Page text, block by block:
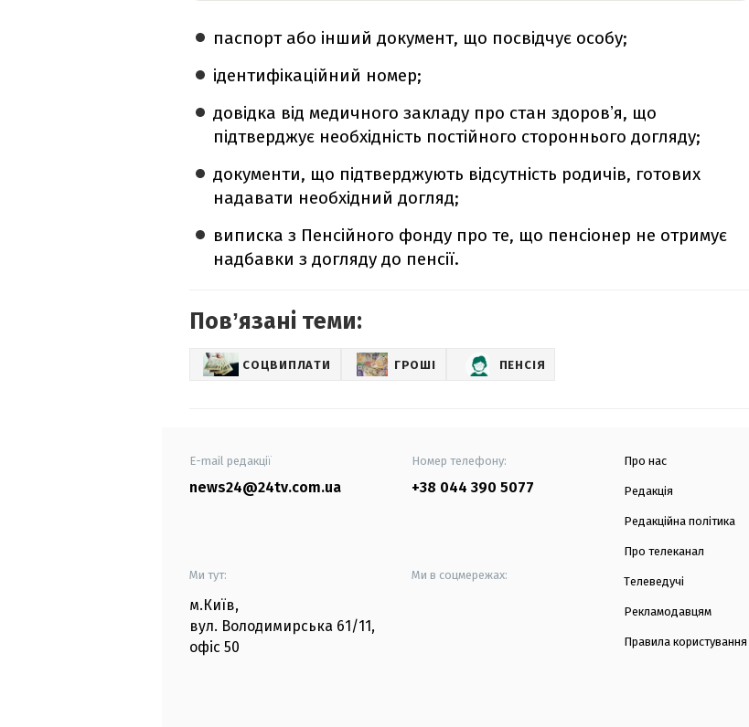
паспорт або інший документ, що посвідчує особу;
ідентифікаційний номер;
довідка від медичного закладу про стан здоровʼя, що
підтверджує необхідність постійного стороннього догляду;
документи, що підтверджують відсутність родичів, готових
надавати необхідний догляд;
виписка з Пенсійного фонду про те, що пенсіонер не отримує
надбавки з догляду до пенсії.
Повʼязані теми:
СОЦВИПЛАТИ ГРОШІ ПЕНСІЯ
E-mail редакції
news24@24tv.com.ua
Номер телефону:
+38 044 390 5077
Ми тут:
м.Київ,
вул. Володимирська 61/11,
офіс 50
Ми в соцмережах:
Про нас
Редакція
Редакційна політика
Про телеканал
Телеведучі
Рекламодавцям
Правила користування